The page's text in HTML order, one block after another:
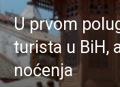
U prvom
turista u BiH,
noćenja